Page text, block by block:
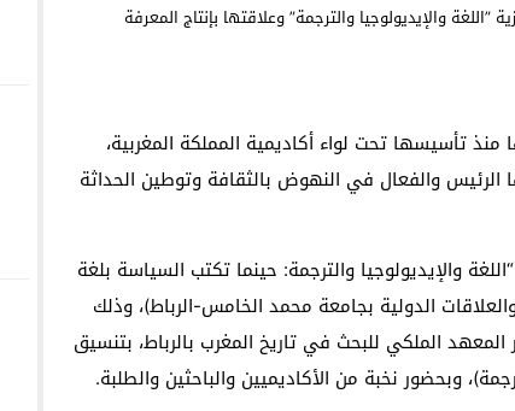
جمع النفايات والحفاظ على جمالية المدينة
تأسيسها تحت لواء أكاديمية المملكة المغربية،
الرئيس والفعال في النهوض بالثقافة وتوطين الحداثة
والإيديولوجيا والترجمة: حينما تكتب السياسة بلغة
الدولية بجامعة محمد الخامس-الرباط)، وذلك
2025، ابتداءً من الساعة 5:00 مساءً، بمقر المعهد الملكي للبحث في تاريخ المغرب بالرباط، بتنسيق
وبحضور نخبة من الأكاديميين والباحثين والطلبة.